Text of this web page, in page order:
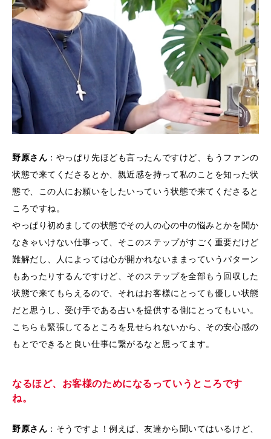
野原さん ：やっぱり先ほども言ったんですけど、もうファンの
状態で来てくださるとか、親近感を持って私のことを知った状
態で、この人にお願いをしたいっていう状態で来てくださると
ころですね。
やっぱり初めましての状態でその人の心の中の悩みとかを聞か
なきゃいけない仕事って、そこのステップがすごく重要だけど
難解だし、人によっては心が開かれないままっていうパターン
もあったりするんですけど、そのステップを全部もう回収した
状態で来てもらえるので、それはお客様にとっても優しい状態
だと思うし、受け手である占いを提供する側にとってもいい。
こちらも緊張してるところを見せられないから、その安心感の
もとでできると良い仕事に繋がるなと思ってます。
なるほど、お客様のためになるっていうところです
ね。
野原さん ：そうですよ！例えば、友達から聞いてはいるけど、